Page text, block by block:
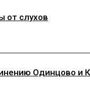
от слухов
Одинцово и